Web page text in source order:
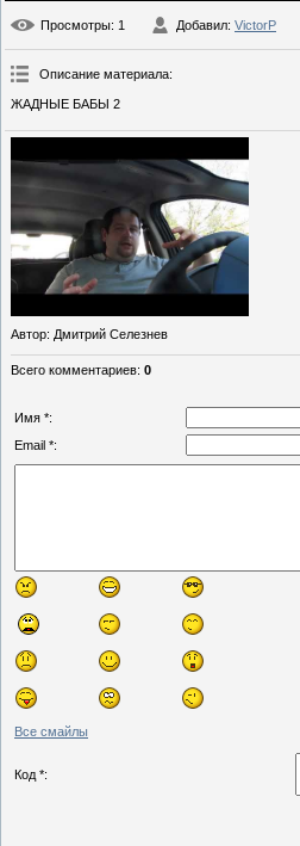
Просмотры: 1 Добавил: VictorP
Описание материала:
ЖАДНЫЕ БАБЫ 2
Автор: Дмитрий Селезнев
Всего комментариев: 0
Имя *:
Email *:
Все смайлы
Код *: